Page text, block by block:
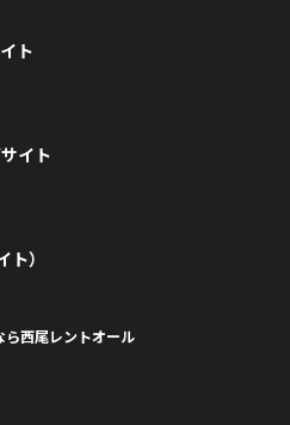
ト
イト
）
西尾レントオール